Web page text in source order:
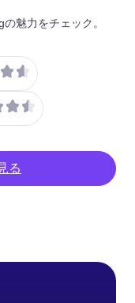
魅力をチェック。
る